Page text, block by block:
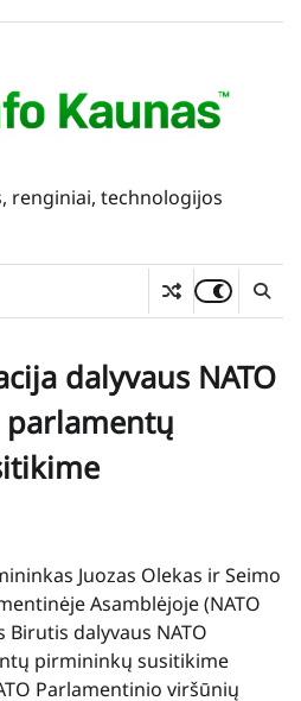
renginiai, technologijos
dalyvaus NATO
Juozas Olekas ir Seimo
Asamblėjoje (NATO
Birutis dalyvaus NATO
pirmininkų susitikime
Parlamentinio viršūnių